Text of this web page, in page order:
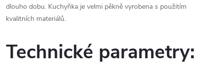
dlouho dobu. Kuchyňka je velmi pěkně vyrobena s použitím
kvalitních materiálů.
Technické parametry: